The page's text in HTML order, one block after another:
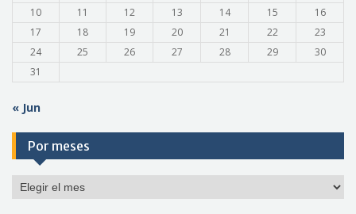
10
11 12 13 14 15
16
17
18 19 20 21 22
23
24
25 26 27 28 29
30
31
« Jun
Por meses
Por